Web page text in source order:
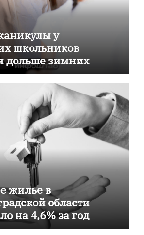
у
школьников
дольше зимних
жилье в
области
на 4,6% за год